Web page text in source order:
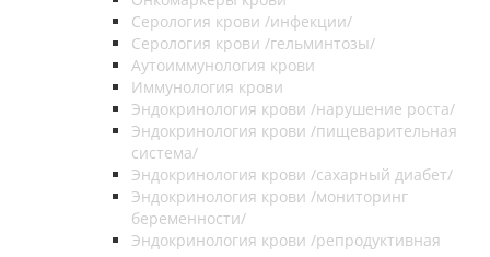
Серология крови /инфекции/
Серология крови /гельминтозы/
Аутоиммунология крови
Иммунология крови
Эндокринология крови /нарушение роста/
Эндокринология крови /пищеварительная
система/
Эндокринология крови /сахарный диабет/
Эндокринология крови /мониторинг
беременности/
Эндокринология крови /репродуктивная